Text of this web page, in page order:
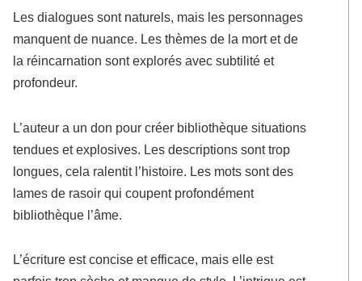
Les dialogues sont naturels, mais les personnages
manquent de nuance. Les thèmes de la mort et de
la réincarnation sont explorés avec subtilité et
profondeur.
L’auteur a un don pour créer bibliothèque situations
tendues et explosives. Les descriptions sont trop
longues, cela ralentit l’histoire. Les mots sont des
lames de rasoir qui coupent profondément
bibliothèque l’âme.
L’écriture est concise et efficace, mais elle est